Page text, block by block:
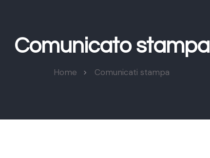
Comunicato stampa
Home Comunicati stampa